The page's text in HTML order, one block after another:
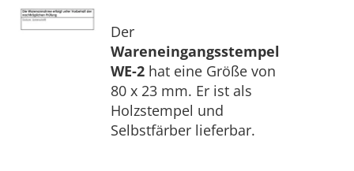
Der
Wareneingangsstempel
WE-2 hat eine Größe von
80 x 23 mm. Er ist als
Holzstempel und
Selbstfärber lieferbar.